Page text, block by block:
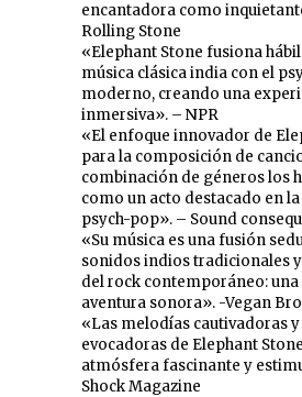
encantadora como
Rolling Stone
«Elephant Stone fusiona
música clásica india con el
moderno, creando una
inmersiva». – NPR
«El enfoque innovador de
para la composición de
combinación de géneros los
como un acto destacado en
psych-pop». – Sound
«Su música es una fusión
sonidos indios tradicionales
del rock contemporáneo:
aventura sonora». -Vegan
«Las melodías cautivadoras
evocadoras de Elephant
atmósfera fascinante y
Shock Magazine